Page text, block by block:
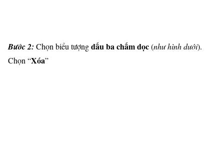
Bước 2: Chọn biểu tượngdấu ba chấm dọc(như hình dưới).
Chọn “Xóa”